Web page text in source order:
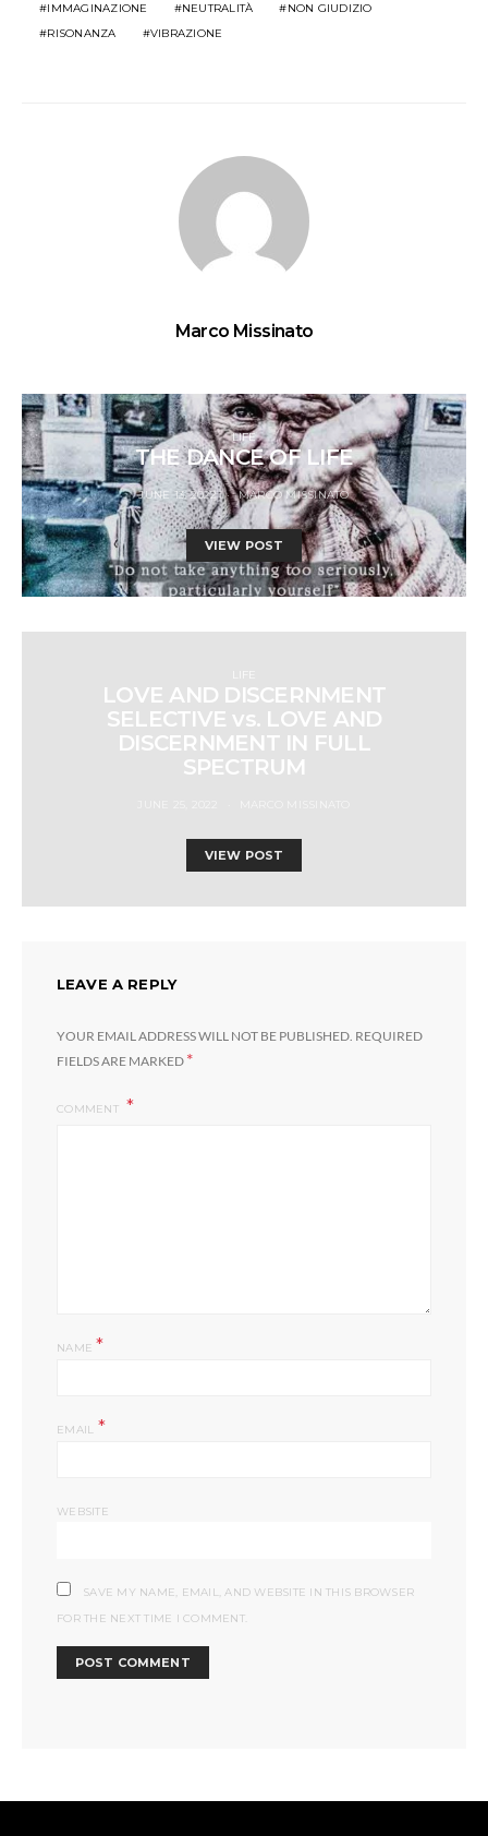
IMMAGINAZIONE
NEUTRALITÀ
NON GIUDIZIO
RISONANZA
VIBRAZIONE
Marco Missinato
LIFE
THE DANCE OF LIFE
JUNE 13, 2022 MARCO MISSINATO
VIEW POST
LOVE AND DISCERNMENT
SELECTIVE vs. LOVE AND
DISCERNMENT IN FULL
SPECTRUM
VIEW POST
LEAVE A REPLY
YOUR EMAIL ADDRESS WILL NOT BE PUBLISHED. REQUIRED
FIELDS ARE MARKED *
COMMENT
NAME *
EMAIL *
WEBSITE
SAVE MY NAME, EMAIL, AND WEBSITE IN THIS BROWSER
FOR THE NEXT TIME I COMMENT.